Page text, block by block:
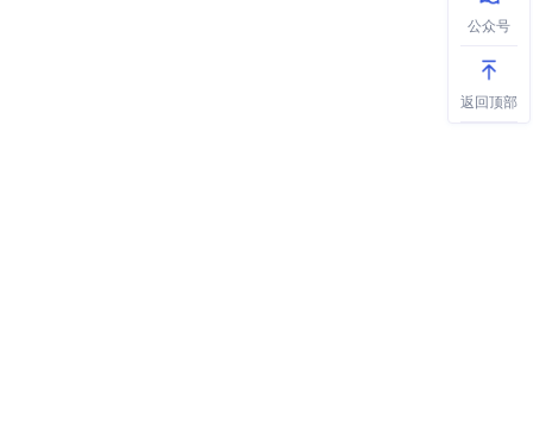
公众号
返回顶部